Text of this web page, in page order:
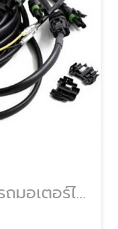
โรงงานผลิตชุดสายไฟรถมอเตอร์ไซต์ ราคา